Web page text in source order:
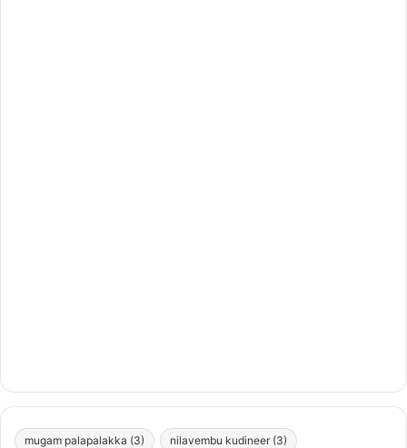
mugam palapalakka (3) nilavembu kudineer (3)